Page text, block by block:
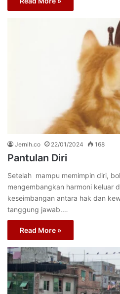
Jernih.co 22/01/2024 168
Pantulan Diri
Setelah mampu memimpin diri,
mengembangkan harmoni keluar
keseimbangan antara hak dan
tanggung jawab.…
Read More »